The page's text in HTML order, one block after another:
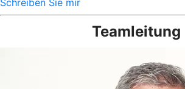
Schreiben Sie mir
Teamleitung